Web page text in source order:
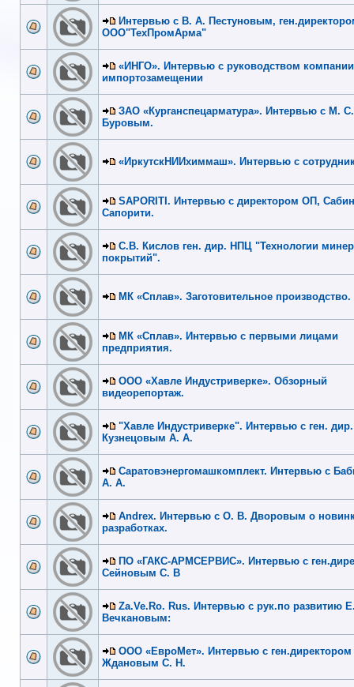
Интервью с В. А. Пестуновым,
ООО"ТехПромАрма"
«ИНГО». Интервью с руководством
импортозамещении
ЗАО «Курганспецарматура». Интервью с М. С.
Буровым.
«ИркутскНИИхиммаш». Интервью с
SAPORITI. Интервью с директором ОП,
Сапорити.
С.В. Кислов ген. дир. НПЦ "Технологии
покрытий".
МК «Сплав». Заготовительное производство.
МК «Сплав». Интервью с первыми лицами
предприятия.
ООО «Хавле Индустриверке». Обзорный
видеорепортаж.
"Хавле Индустриверке". Интервью с ген. дир.
Кузнецовым А. А.
Саратовэнергомашкомплект. Интервью с
А. А.
Andrex. Интервью с О. В. Дворовым о
разработках.
ПО «ГАКС-АРМСЕРВИС». Интервью с
Сейновым С. В
Za.Ve.Ro. Rus. Интервью с рук.по развитию
Вечкановым:
ООО «ЕвроМет». Интервью с ген.директором
Ждановым С. Н.